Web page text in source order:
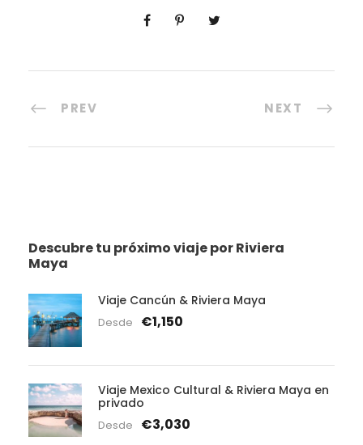
PREV NEXT
Descubre tu próximo viaje por Riviera
Maya
Viaje Cancún & Riviera Maya
Desde €1,150
Viaje Mexico Cultural & Riviera Maya en
privado
Desde €3,030